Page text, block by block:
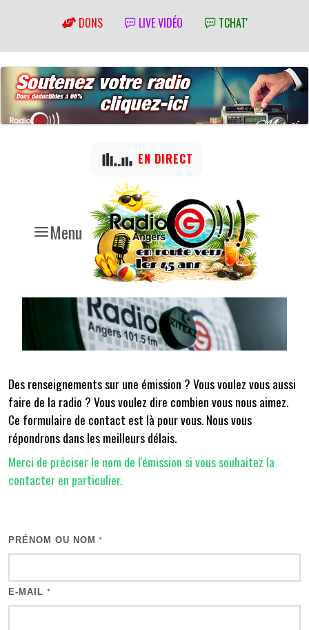
DONS LIVE VIDÉO TCHAT'
Menu
EN DIRECT
Des renseignements sur une émission ? Vous voulez vous aussi
faire de la radio ? Vous voulez dire combien vous nous aimez.
Ce formulaire de contact est là pour vous. Nous vous
répondrons dans les meilleurs délais.
Merci de préciser le nom de l'émission si vous souhaitez la
contacter en particulier.
PRÉNOM OU NOM *
E-MAIL *